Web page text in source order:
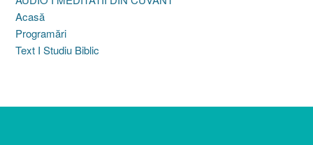
Acasă
Programări
Text I Studiu Biblic